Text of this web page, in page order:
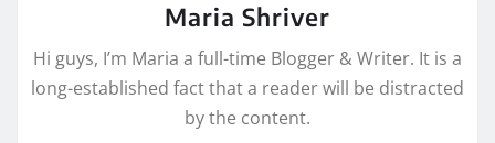
Maria Shriver
Hi guys, I’m Maria a full-time Blogger & Writer. It is a
long-established fact that a reader will be distracted
by the content.